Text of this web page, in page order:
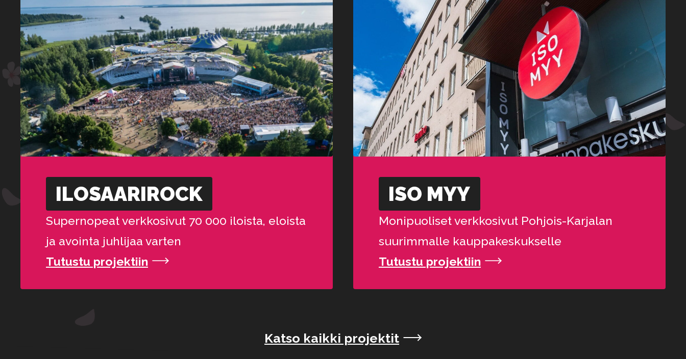
ILOSAARI­ROCK
Supernopeat verkkosivut 70 000 iloista, eloista
ja avointa juhlijaa varten
Tutustu projektiin
ISO MYY
Monipuoliset verkkosivut Pohjois-Karjalan
suurimmalle kauppakeskukselle
Tutustu projektiin
Katso kaikki projektit